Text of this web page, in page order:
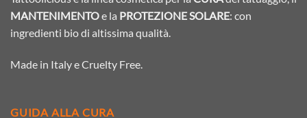
MANTENIMENTOe la PROTEZIONE SOLARE: con
ingredienti bio di altissima qualità.
Made in Italy e Cruelty Free.
GUIDA ALLA CURA